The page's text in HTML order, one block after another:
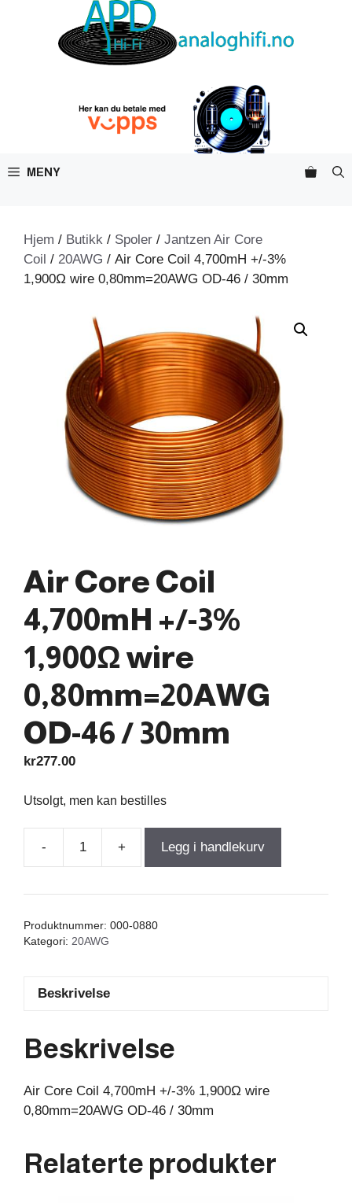
MENY
Hjem / Butikk / Spoler / Jantzen Air Core
Coil / 20AWG / Air Core Coil 4,700mH +/-3%
1,900Ω wire 0,80mm=20AWG OD-46 / 30mm
Air Core Coil
4,700mH +/-3%
1,900Ω wire
0,80mm=20AWG
OD-46 / 30mm
kr277.00
Utsolgt, men kan bestilles
-
Coil
antall
+ Legg i handlekurv
Produktnummer: 000-0880
Kategori: 20AWG
Beskrivelse
Beskrivelse
Air Core Coil 4,700mH +/-3% 1,900Ω wire
0,80mm=20AWG OD-46 / 30mm
Relaterte produkter